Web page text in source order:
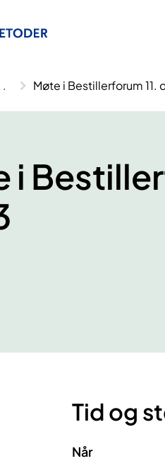
. Møte i Bestillerforum
i
Tid og
Når